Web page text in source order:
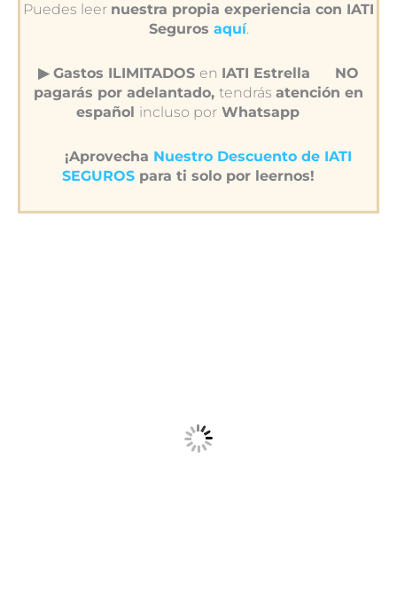
Puedes leer nuestra propia experiencia con IATI
Seguros aquí.
▶︎ Gastos ILIMITADOS en IATI Estrella
NO
pagarás por adelantado, tendrás atención en
español incluso por Whatsapp
¡Aprovecha Nuestro Descuento de IATI
SEGUROSpara ti solo por leernos!